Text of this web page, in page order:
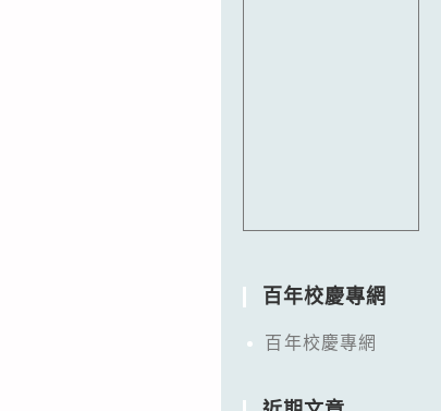
百年校慶專網
百年校慶專網